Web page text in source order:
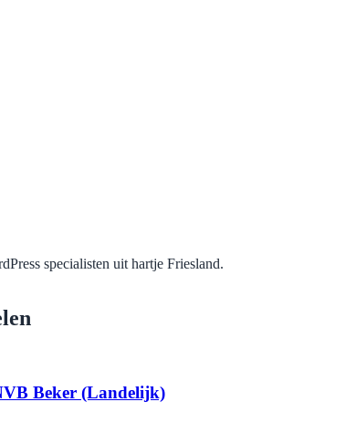
specialisten uit hartje Friesland.
Beker (Landelijk)